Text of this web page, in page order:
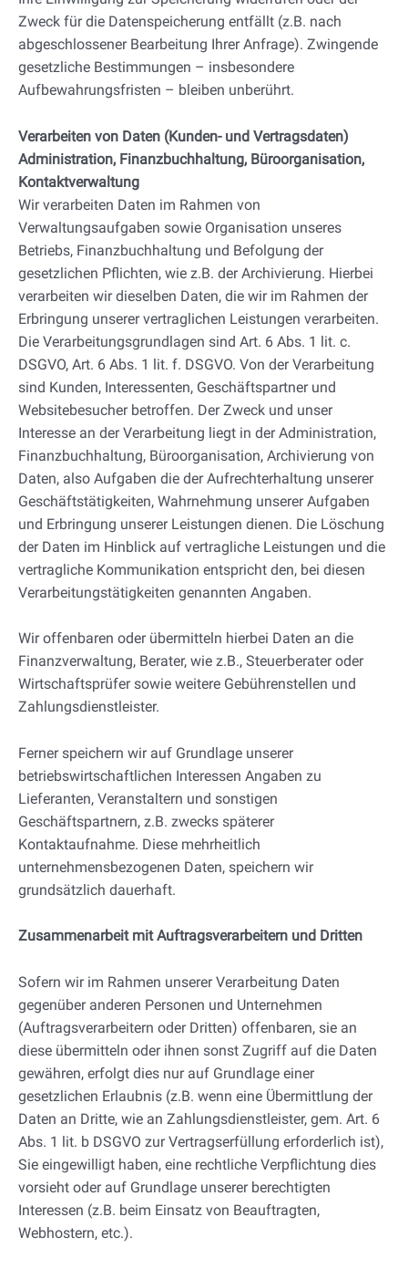
Zweck für die Datenspeicherung entfällt (z.B. nach
abgeschlossener Bearbeitung Ihrer Anfrage). Zwingende
gesetzliche Bestimmungen – insbesondere
Aufbewahrungsfristen – bleiben unberührt.
Verarbeiten von Daten (Kunden- und Vertragsdaten)
Administration, Finanzbuchhaltung, Büroorganisation,
Kontaktverwaltung
Wir verarbeiten Daten im Rahmen von
Verwaltungsaufgaben sowie Organisation unseres
Betriebs, Finanzbuchhaltung und Befolgung der
gesetzlichen Pflichten, wie z.B. der Archivierung. Hierbei
verarbeiten wir dieselben Daten, die wir im Rahmen der
Erbringung unserer vertraglichen Leistungen verarbeiten.
Die Verarbeitungsgrundlagen sind Art. 6 Abs. 1 lit. c.
DSGVO, Art. 6 Abs. 1 lit. f. DSGVO. Von der Verarbeitung
sind Kunden, Interessenten, Geschäftspartner und
Websitebesucher betroffen. Der Zweck und unser
Interesse an der Verarbeitung liegt in der Administration,
Finanzbuchhaltung, Büroorganisation, Archivierung von
Daten, also Aufgaben die der Aufrechterhaltung unserer
Geschäftstätigkeiten, Wahrnehmung unserer Aufgaben
und Erbringung unserer Leistungen dienen. Die Löschung
der Daten im Hinblick auf vertragliche Leistungen und die
vertragliche Kommunikation entspricht den, bei diesen
Verarbeitungstätigkeiten genannten Angaben.
Wir offenbaren oder übermitteln hierbei Daten an die
Finanzverwaltung, Berater, wie z.B., Steuerberater oder
Wirtschaftsprüfer sowie weitere Gebührenstellen und
Zahlungsdienstleister.
Ferner speichern wir auf Grundlage unserer
betriebswirtschaftlichen Interessen Angaben zu
Lieferanten, Veranstaltern und sonstigen
Geschäftspartnern, z.B. zwecks späterer
Kontaktaufnahme. Diese mehrheitlich
unternehmensbezogenen Daten, speichern wir
grundsätzlich dauerhaft.
Zusammenarbeit mit Auftragsverarbeitern und Dritten
Sofern wir im Rahmen unserer Verarbeitung Daten
gegenüber anderen Personen und Unternehmen
(Auftragsverarbeitern oder Dritten) offenbaren, sie an
diese übermitteln oder ihnen sonst Zugriff auf die Daten
gewähren, erfolgt dies nur auf Grundlage einer
gesetzlichen Erlaubnis (z.B. wenn eine Übermittlung der
Daten an Dritte, wie an Zahlungsdienstleister, gem. Art. 6
Abs. 1 lit. b DSGVO zur Vertragserfüllung erforderlich ist),
Sie eingewilligt haben, eine rechtliche Verpflichtung dies
vorsieht oder auf Grundlage unserer berechtigten
Interessen (z.B. beim Einsatz von Beauftragten,
Webhostern, etc.).